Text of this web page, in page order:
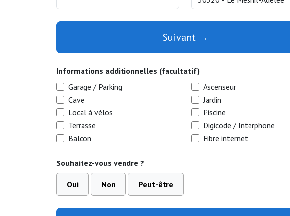
Suivant →
Informations additionnelles (facultatif)
Garage / Parking
Cave
Local à vélos
Terrasse
Balcon
Ascenseur
Jardin
Piscine
Digicode / Interphone
Fibre internet
Souhaitez-vous vendre ?
Oui Non Peut-être